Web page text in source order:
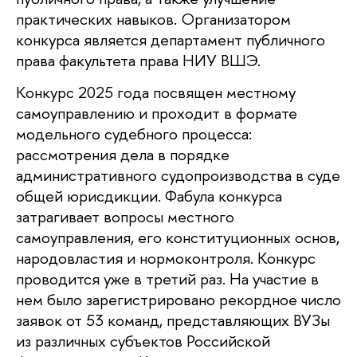
практических навыков. Организатором
конкурса является департамент публичного
права факультета права НИУ ВШЭ.
Конкурс 2025 года посвящен местному
самоуправлению и проходит в формате
модельного судебного процесса:
рассмотрения дела в порядке
административного судопроизводства в суде
общей юрисдикции. Фабула конкурса
затрагивает вопросы местного
самоуправления, его конституционных основ,
народовластия и нормоконтроля. Конкурс
проводится уже в третий раз. На участие в
нем было зарегистрировано рекордное число
заявок от 53 команд, представляющих ВУЗы
из различных субъектов Российской